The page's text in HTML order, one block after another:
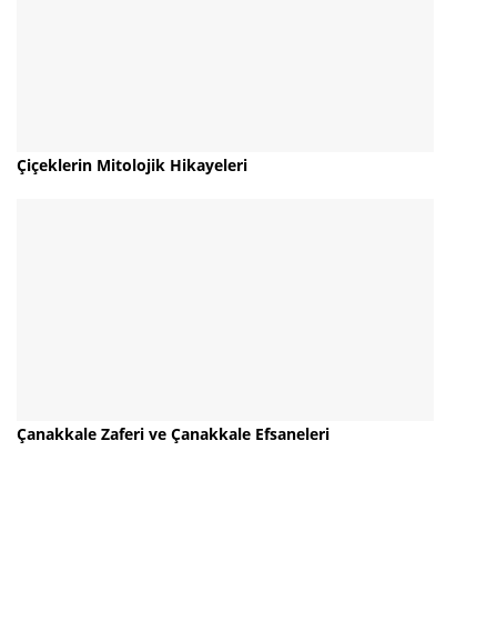
Çiçeklerin Mitolojik Hikayeleri
Çanakkale Zaferi ve Çanakkale Efsaneleri